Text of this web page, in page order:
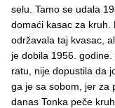
selu. Tamo se udala
domaći kasac za kruh.
održavala taj kvasac,
je dobila 1956.
ratu, nije dopustila da
ga je sa sobom, jer za
danas Tonka peče